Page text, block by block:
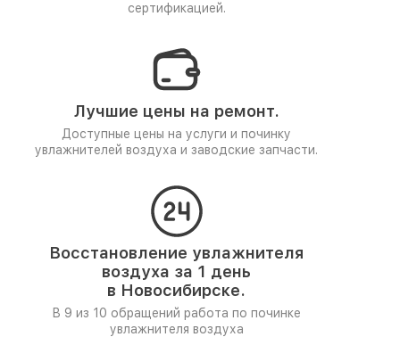
сертификацией.
Лучшие цены на ремонт.
Доступные цены на услуги и починку
увлажнителей воздуха и заводские запчасти.
Восстановление увлажнителя
воздуха за 1 день
в Новосибирске.
В 9 из 10 обращений работа по починке
увлажнителя воздуха